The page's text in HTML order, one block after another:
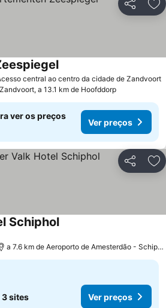
Partilhar
central ao centro da cidade de Zandvoort
Zandvoort, a 13.1 km de Hoofddorp
ver os preços
Ver preços
Partilhar
Schiphol
a 7.6 km de Aeroporto de Amesterdão - Schiphol
3 sites Ver preços